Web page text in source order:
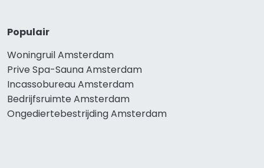
Populair
Woningruil Amsterdam
Prive Spa-Sauna Amsterdam
Incassobureau Amsterdam
Bedrijfsruimte Amsterdam
Ongediertebestrijding Amsterdam